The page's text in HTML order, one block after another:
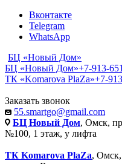
Вконтакте
Telegram
WhatsApp
БЦ «Новый Дом»
БЦ «Новый Дом»+7-913-
ТК «Komarova PlaZa»+7-
Заказать звонок
55.smartgo@gmail.com
БЦ Новый Дом, Омск,
№100, 1 этаж, у лифта
ТК Komarova PlaZa,